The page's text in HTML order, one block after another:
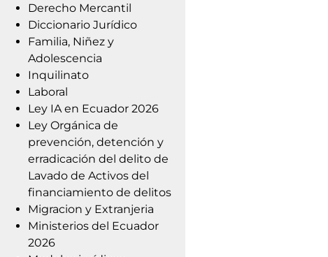
Derecho Mercantil
Diccionario Jurídico
Familia, Niñez y
Adolescencia
Inquilinato
Laboral
Ley IA en Ecuador 2026
Ley Orgánica de
prevención, detención y
erradicación del delito de
Lavado de Activos del
financiamiento de delitos
Migracion y Extranjeria
Ministerios del Ecuador
2026